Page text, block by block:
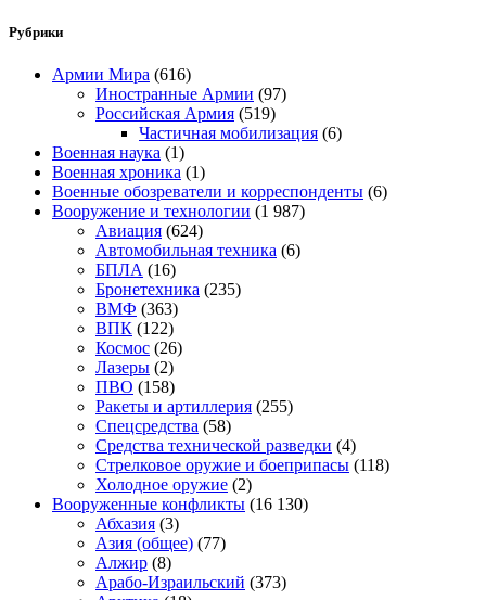
Рубрики
Армии Мира (616)
Иностранные Армии (97)
Российская Армия (519)
Частичная мобилизация (6)
Военная наука (1)
Военная хроника (1)
Военные обозреватели и корреспонденты (6)
Вооружение и технологии (1 987)
Авиация (624)
Автомобильная техника (6)
БПЛА (16)
Бронетехника (235)
ВМФ (363)
ВПК (122)
Космос (26)
Лазеры (2)
ПВО (158)
Ракеты и артиллерия (255)
Спецсредства (58)
Средства технической разведки (4)
Стрелковое оружие и боеприпасы (118)
Холодное оружие (2)
Вооруженные конфликты (16 130)
Абхазия (3)
Азия (общее) (77)
Алжир (8)
Арабо-Израильский (373)